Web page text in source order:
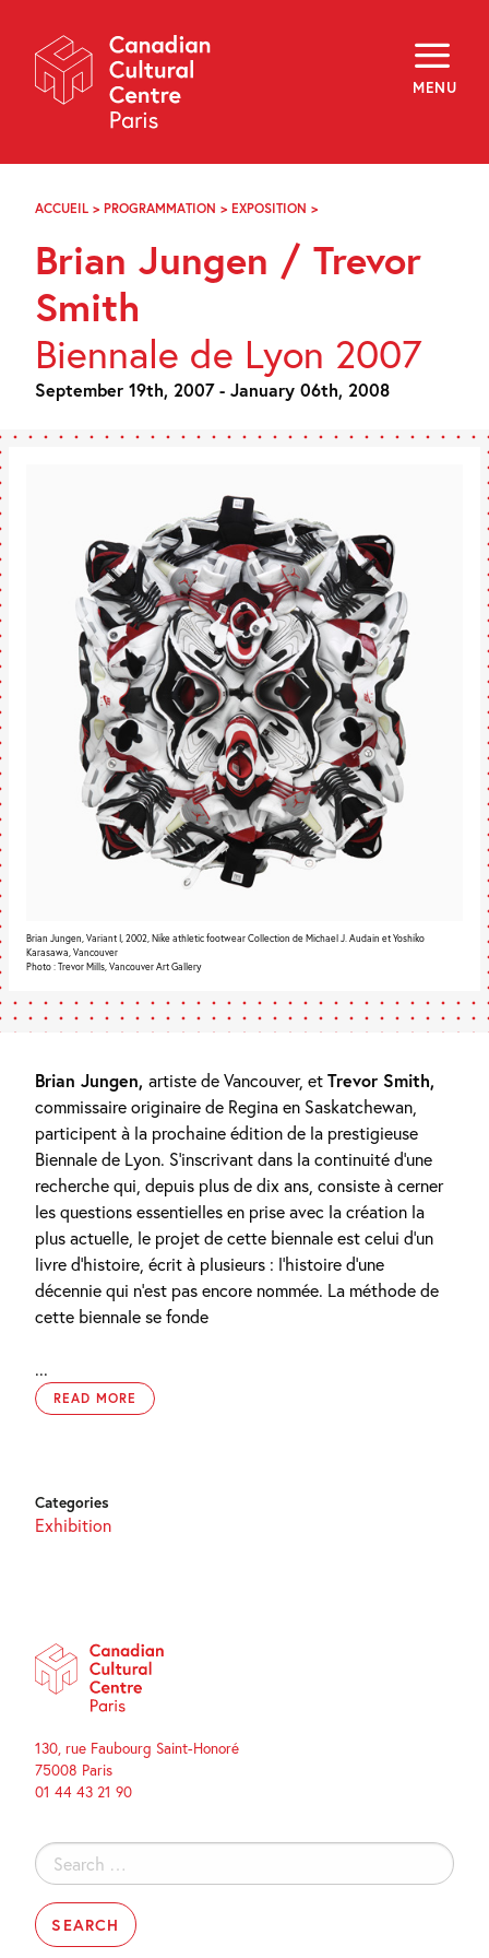
Navigation
MENU
About
Programming
Off-Site
Explore
Archives
i
FR
ACCUEIL > PROGRAMMATION > EXPOSITION >
/
TREVOR
Brian Jungen / Trevor
Smith
Biennale de Lyon 2007
September 19th, 2007 - January 06th, 2008
Brian Jungen, Variant I, 2002, Nike athletic footwear Collection de Michael J. Audain et Yoshiko
Karasawa, Vancouver
Photo : Trevor Mills, Vancouver Art Gallery
Brian Jungen, artiste de Vancouver, etTrevor Smith,
commissaire originaire de Regina en Saskatchewan,
participent à la prochaine édition de la prestigieuse
Biennale de Lyon. S’inscrivant dans la continuité d’une
recherche qui, depuis plus de dix ans, consiste à cerner
les questions essentielles en prise avec la création la
plus actuelle, le projet de cette biennale est celui d’un
livre d’histoire, écrit à plusieurs : l’histoire d’une
décennie qui n’est pas encore nommée. La méthode de
cette biennale se fonde
...
READ MORE
Categories
Exhibition
130, rue Faubourg Saint-Honoré
75008 Paris
01 44 43 21 90
Search
for: